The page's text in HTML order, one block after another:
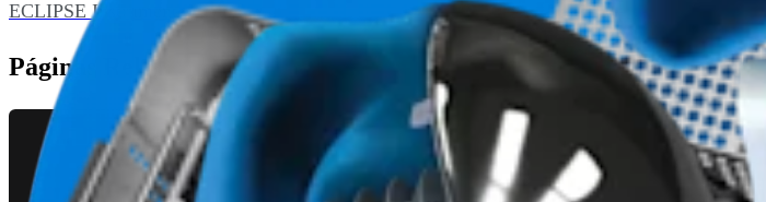
ECLIPSE Instrumentation Set
Páginas Relacionadas